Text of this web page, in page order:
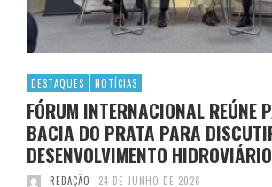
DESTAQUES NOTÍCIAS
FÓRUM INTERNACIONAL REÚNE
BACIA DO PRATA PARA
DESENVOLVIMENTO HIDROVIÁRIO
REDAÇÃO 24 DE JUNHO DE 2026